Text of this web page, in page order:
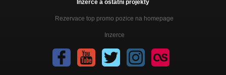
Inzerce a ostatní projekty
Rezervace top promo pozice na homepage
Inzerce